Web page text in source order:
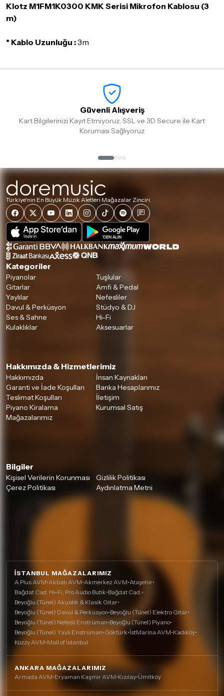
tatil günlerinde teslimat yapılamamaktadır.
Seçtiğiniz ürünlerin tamamı
Sitemiz üzerinden satın almış olduğunuz ürünleri, teslimat
içerisinde iade edebilir ya da
İadesi ve değişimi mümkün olmayan ürünler içintıklayınız.
eksiksiz olması gerekmektedir. Satın almış olduğunuz ürünü
göndermeden önce mutlakaDestekekibimiz ile iletişime
İade ve değişim koşulları, ürün kategorilerine göre farklılık
gösterebilir. Lütfen satın almadan önce ilgili ürünün
iade/değişim şartlarını kontrol ettiğinizden emin olun.
Detaylar içintıklayınız
Klotz M1FM1K0300 KMK Serisi Mikrofon Kablosu (3
m)
* Kablo Uzunluğu :3m
Güvenli Alışveriş
Kart Bilgilerinizi Kayıt Etmiyoruz, SSL ve 3D Secure ile Kart
Koruması Sağlıyoruz
Türkiye'nin En Büyük Müzik Aletleri Mağazalar Zinciri
Kategoriler
Piyanolar
Tuşlular
Gitarlar
Amfi & Pedal
Yaylılar
Nefesliler
Davul & Perküsyon
Stüdyo & DJ
Ses & Sahne
Hi-Fi
Kulaklıklar
Aksesuarlar
Hakkımızda & Hizmetlerimiz
Hakkımızda
İnsan Kaynakları
Garanti ve İade Koşulları
Banka Hesaplarımız
Teslimat Koşulları
İletişim
Piyano Kiralama
Kurumsal Satış
Mağazalarımız
Bilgiler
Kişisel Verilerin Korunması
Gizlilik Politikası
Çerez Politikası
Aydınlatma Metni
İSTANBUL MAĞAZALARIMIZ
A Plus AVM•Akbatı AVM•Akmerkez AVM•Ataşehir•
Bağdat Cad. Hi-Fi, Pro Audio Butik•Bağdat Cad.•
Beyoğlu (Tünel) Akustik & Klasik Gitar•
Beyoğlu (Tünel) Davul & Perküsyon•Beyoğlu (Tünel) Elektro Gitar•
Beyoğlu (Tünel) Nefesli Enstrüman•Beyoğlu (Tünel) Piyano•
Beyoğlu (Tünel) Yaylı Enstrüman•Göktürk•İstMarina AVM•Kadıköy•
Kozzy AVM•Mall of İstanbul
ANKARA MAĞAZALARIMIZ
Armada AVM•Eryaman Kaşmir AVM•Kızılay•Ümitköy